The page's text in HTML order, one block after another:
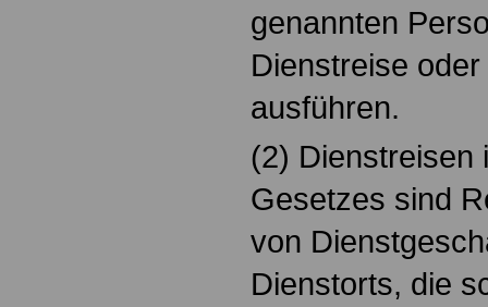
genannten
Dienstreise
ausführen.
(2) Dienstreisen
Gesetzes sind
von
Dienstorts, die